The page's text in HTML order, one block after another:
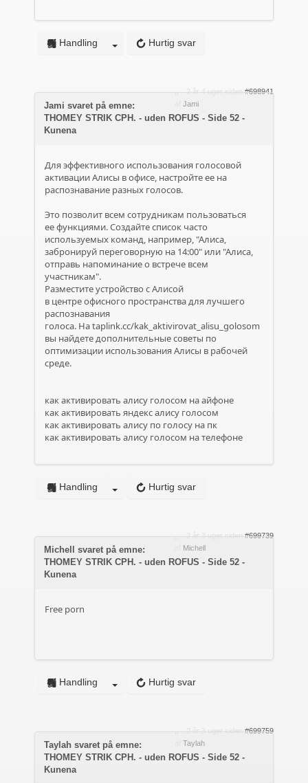
Hurtig svar
Handling
2 år 4 uger siden #698941
Jami
Jami svaret på emne:
THOMEY STRIK CPH. - uden ROFUS - Side 52 -
Kunena
Для эффективного использования голосовой
активации Алисы в офисе, настройте ее на
распознавание разных голосов.
Это позволит всем сотрудникам пользоваться
ее функциями. Создайте список часто
используемых команд, например, "Алиса,
забронируй переговорную на 14:00" или "Алиса,
отправь напоминание о встрече всем
участникам".
Разместите устройство с Алисой
в центре офисного пространства для лучшего
распознавания
голоса. Наtaplink.cc/kak_aktivirovat_alisu_golosom
вы найдете дополнительные советы по
оптимизации использования Алисы в рабочей
среде.
как активировать алису голосом на айфоне
как активировать яндекс алису голосом
как активировать алису по голосу на пк
как активировать алису голосом на телефоне
Hurtig svar
Handling
2 år 3 uger siden #699739
Michell
Michell svaret på emne:
THOMEY STRIK CPH. - uden ROFUS - Side 52 -
Kunena
Free porn
Hurtig svar
Handling
2 år 3 uger siden #699759
Taylah
Taylah svaret på emne:
THOMEY STRIK CPH. - uden ROFUS - Side 52 -
Kunena